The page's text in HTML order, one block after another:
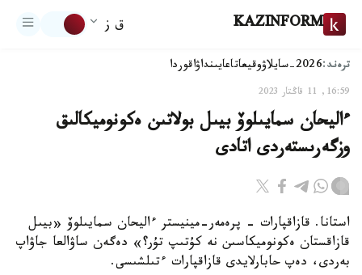
KAZINFORM ق ز
ترەند:2026-سايلاۋ وقيعاتاعايىنداۋاقوردا
16:59, 11 قاڭتار 2023
ءاليحان سمايىلوۆ بيىل بولاتىن ەكونوميكالىق
وزگەرىستەردى اتادى
استانا. قازاقپارات - پرەمەر-مينيستر ءاليحان سمايىلوۆ «بيىل
قازاقستان ەكونوميكاسىن نە كۇتىپ تۇر؟» دەگەن ساۋالعا جاۋاپ
بەردى، دەپ حابارلايدى قازاقپارات ءتىلشىسى.